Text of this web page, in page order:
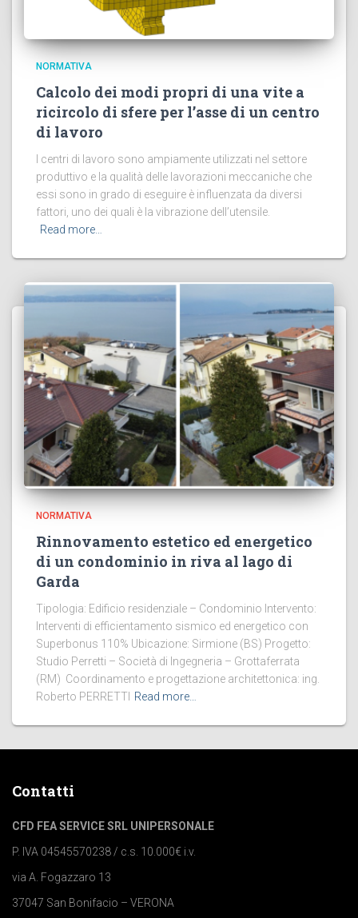
NORMATIVA
Calcolo dei modi propri di una vite a
ricircolo di sfere per l’asse di un centro
di lavoro
I centri di lavoro sono ampiamente utilizzati nel settore
produttivo e la qualità delle lavorazioni meccaniche che
essi sono in grado di eseguire è influenzata da diversi
fattori, uno dei quali è la vibrazione dell’utensile.
Read more…
NORMATIVA
Rinnovamento estetico ed energetico
di un condominio in riva al lago di
Garda
Tipologia: Edificio residenziale – Condominio Intervento:
Interventi di efficientamento sismico ed energetico con
Superbonus 110% Ubicazione: Sirmione (BS) Progetto:
Studio Perretti – Società di Ingegneria – Grottaferrata
(RM) Coordinamento e progettazione architettonica: ing.
Roberto PERRETTI Read more…
Contatti
CFD FEA SERVICE SRL UNIPERSONALE
P. IVA 04545570238 / c.s. 10.000€ i.v.
via A. Fogazzaro 13
37047 San Bonifacio – VERONA